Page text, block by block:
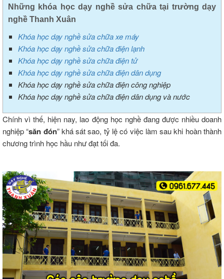
Những khóa học dạy nghề sửa chữa tại trường dạy
nghề Thanh Xuân
Khóa học dạy nghề sửa chữa xe máy
Khóa học dạy nghề sửa chữa điện lạnh
Khóa học dạy nghề sửa chữa điện tử
Khóa học dạy nghề sửa chữa điện dân dụng
Khóa học dạy nghề sửa chữa điện công nghiệp
Khóa học dạy nghề sửa chữa điện dân dụng và nước
Chính vì thế, hiện nay, lao động học nghề đang được nhiều doanh
nghiệp “săn đón” khá sát sao, tỷ lệ có việc làm sau khi hoàn thành
chương trình học hầu như đạt tối đa.